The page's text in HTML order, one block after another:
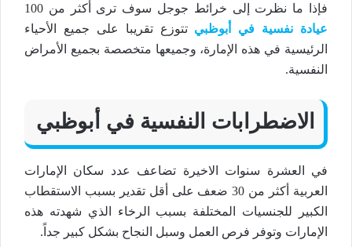
فإذا ما نظرت إلى خرائط جوجل سوف ترى أكثر من 100
عيادة نفسية في أبوظبي تتوزع تقريبا على جميع الأحياء
الرئيسية في هذه الإمارة، وجميعها متخصصة بجميع الأمراض
النفسية.
الاضطرابات النفسية في أبوظبي
في العشرة سنوات الاخيرة تضاعف عدد سكان الإمارات
العربية أكثر من 30 ضعف على أقل تقدير بسبب الاستقطاب
الكبير للجنسيات المختلفة بسبب الرخاء الذي شهدته هذه
الإمارات وتوفر فرص العمل وسبل النجاح بشكل كبير جداً.